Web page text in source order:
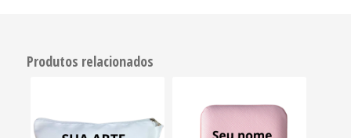
Produtos relacionados